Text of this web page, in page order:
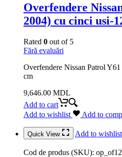
Overfendere
2004) cu cinci usi-
Rated 0 out of 5
Fără evaluări
Overfendere Nissan Patrol
cm
9,646.00 MDL
Add to cart
Add to wishlist
Add to
Quick View Add to wishlist
Cod de produs (SKU): op_of12